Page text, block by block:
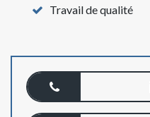
Travail de qualité